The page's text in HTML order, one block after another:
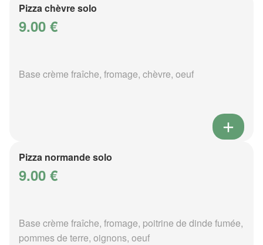
Pizza chèvre solo
9.00 €
Base crème fraîche, fromage, chèvre, oeuf
Pizza normande solo
9.00 €
Base crème fraîche, fromage, poitrine de dinde fumée,
pommes de terre, oignons, oeuf